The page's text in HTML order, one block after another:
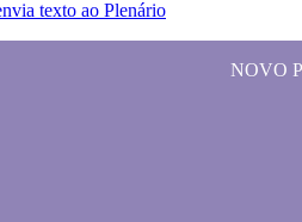
texto ao Plenário
NOVO